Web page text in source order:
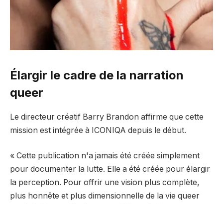
Élargir le cadre de la narration
queer
Le directeur créatif Barry Brandon affirme que cette
mission est intégrée à ICONIQA depuis le début.
« Cette publication n'a jamais été créée simplement
pour documenter la lutte. Elle a été créée pour élargir
la perception. Pour offrir une vision plus complète,
plus honnête et plus dimensionnelle de la vie queer